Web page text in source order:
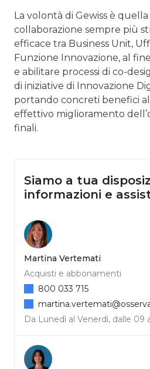
La volontà di Gewiss è
collaborazione sempre più
efficace tra Business Unit,
Funzione Innovazione, al
e abilitare processi di co-
di iniziative di Innovazione
portando concreti benefici al
effettivo miglioramento
finali.
Siamo a tua
informazioni e
Martina Vertemati
Acquisti e abbonamenti
Da Lunedì al Venerdì, dalle 09
800 033 715